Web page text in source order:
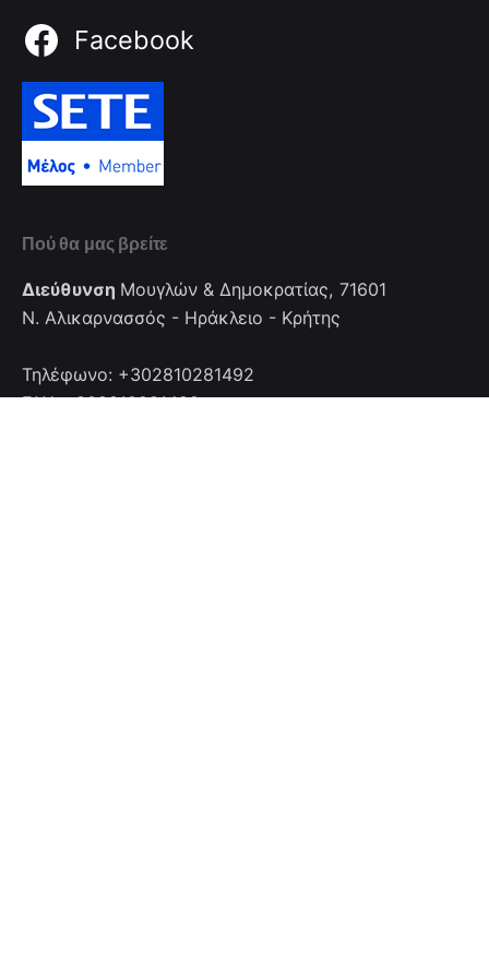
Facebook
Πού θα μας βρείτε
Διεύθυνση Μουγλών & Δημοκρατίας, 71601
Ν. Αλικαρνασσός - Ηράκλειο - Κρήτης
Τηλέφωνο: +302810281492
FAX: +302810281492